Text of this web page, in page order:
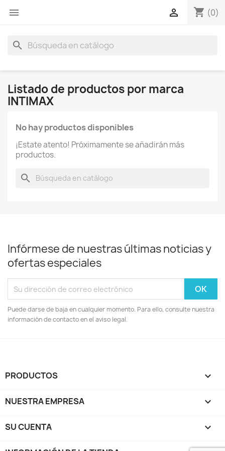
 shopping_cart (0)

search
Listado de productos por marca
INTIMAX
No hay productos disponibles
¡Estate atento! Próximamente se añadirán más
productos.
search
Infórmese de nuestras últimas noticias y
ofertas especiales
Puede darse de baja en cualquier momento. Para ello, consulte nuestra
información de contacto en el aviso legal.
PRODUCTOS 
NUESTRA EMPRESA 
SU CUENTA 